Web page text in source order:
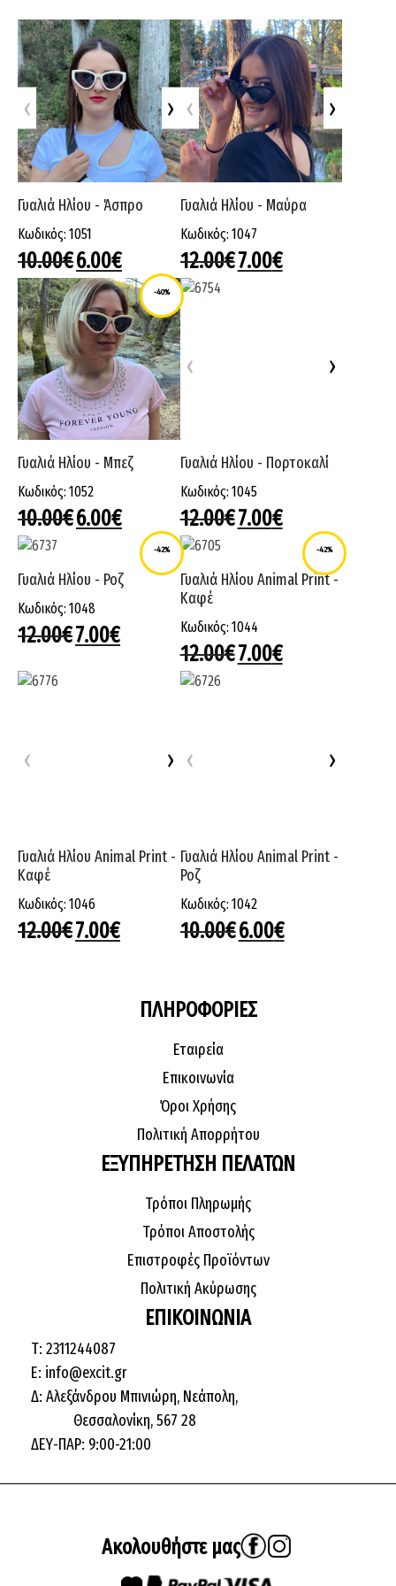
ΠΟΥΚΑΜΙΣΑ
ΣΕΤΑΚΙΑ
ΣΟΡΤΣΑΚΙΑ
ΦΟΡΕΜΑΤΑ
ΦΟΡΜΕΣ
ΕΝΔΥΣΗ
-40%
‹ ›
Γυαλιά Hλίου - Άσπρο
Κωδικός: 1051
10.00€6.00€
‹ ›
Γυαλιά Hλίου - Μαύρα
Κωδικός: 1047
12.00€7.00€
-40%
Γυαλιά Hλίου - Μπεζ
Κωδικός: 1052
10.00€6.00€
‹ ›
Γυαλιά Hλίου - Πορτοκαλί
Κωδικός: 1045
12.00€7.00€
-42%
Γυαλιά Hλίου - Ροζ
Κωδικός: 1048
12.00€7.00€
-42%
Γυαλιά Hλίου Animal Print -
Kαφέ
Κωδικός: 1044
12.00€7.00€
‹ ›
Γυαλιά Hλίου Animal Print -
Kαφέ
Κωδικός: 1046
12.00€7.00€
‹ ›
Γυαλιά Hλίου Animal Print -
Ροζ
Κωδικός: 1042
10.00€6.00€
ΠΛΗΡΟΦΟΡΙΕΣ
Εταιρεία
Επικοινωνία
Όροι Χρήσης
Πολιτική Απορρήτου
ΕΞΥΠΗΡΕΤΗΣΗ ΠΕΛΑΤΩΝ
Τρόποι Πληρωμής
Τρόποι Αποστολής
Επιστροφές Προϊόντων
Πολιτική Ακύρωσης
ΕΠΙΚΟΙΝΩΝΙΑ
Τ: 2311244087
E: info@excit.gr
Δ: Αλεξάνδρου Μπινιώρη, Νεάπολη,
Θεσσαλονίκη, 567 28
ΔΕΥ-ΠΑΡ: 9:00-21:00
Ακολουθήστε μας